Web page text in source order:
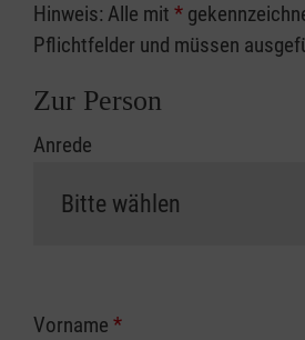
Hinweis: Alle mit *
Pflichtfelder und müssen
Zur Person
Anrede
Vorname *